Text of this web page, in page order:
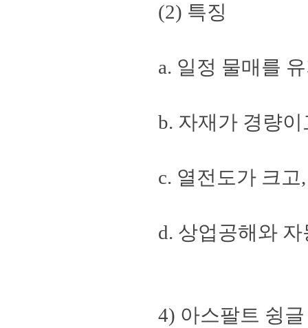
(2) 특징
a. 일정 물매를
b. 자재가 경량
c. 열전도가 크
d. 상업공해와
4) 아스팔트 슁글